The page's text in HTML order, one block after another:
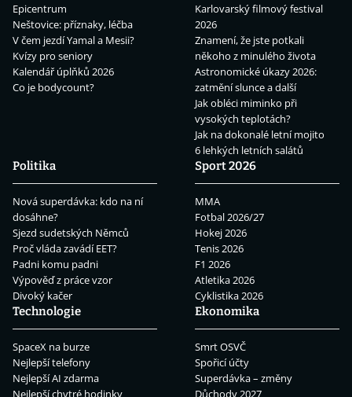
Epicentrum
Neštovice: příznaky, léčba
V čem jezdí Yamal a Mesii?
Kvízy pro seniory
Kalendář úplňků 2026
Co je bodycount?
Karlovarský filmový festival
2026
Znamení, že jste potkali
někoho z minulého života
Astronomické úkazy 2026:
zatmění slunce a další
Jak obléci miminko při
vysokých teplotách?
Jak na dokonalé letní mojito
6 lehkých letních salátů
Politika
Nová superdávka: kdo na ní
dosáhne?
Sjezd sudetských Němců
Proč vláda zavádí EET?
Padni komu padni
Výpověď z práce vzor
Divoký kačer
Sport 2026
MMA
Fotbal 2026/27
Hokej 2026
Tenis 2026
F1 2026
Atletika 2026
Cyklistika 2026
Technologie
SpaceX na burze
Nejlepší telefony
Nejlepší AI zdarma
Nejlepší chytré hodinky
Ekonomika
Smrt OSVČ
Spořicí účty
Superdávka – změny
Důchody 2027